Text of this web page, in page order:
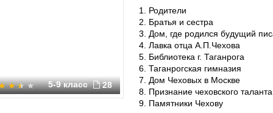
5-9 класс 28
Родители
Братья и сестра
Дом, где родился будущий
Лавка отца А.П.Чехова
Библиотека г. Таганрога
Таганрогская гимназия
Дом Чеховых в Москве
Признание чеховского таланта
Памятники Чехову